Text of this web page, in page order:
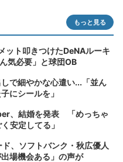
もっと見る
ット叩きつけたDeNAルーキ
気必要」と球団OB
で細やかな心遣い...「並ん
にシールを」
、結婚を発表 「めっちゃ
安定してる」
、ソフトバンク・秋広優人
場機会ある」の声が